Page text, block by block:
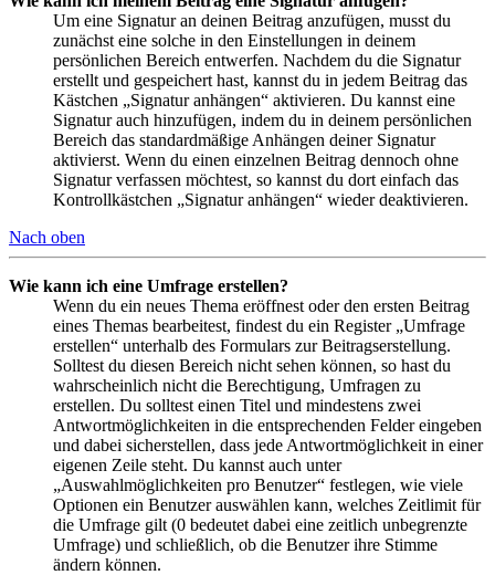
Um eine Signatur an deinen Beitrag anzufügen, musst du
zunächst eine solche in den Einstellungen in deinem
persönlichen Bereich entwerfen. Nachdem du die Signatur
erstellt und gespeichert hast, kannst du in jedem Beitrag das
Kästchen „Signatur anhängen“ aktivieren. Du kannst eine
Signatur auch hinzufügen, indem du in deinem persönlichen
Bereich das standardmäßige Anhängen deiner Signatur
aktivierst. Wenn du einen einzelnen Beitrag dennoch ohne
Signatur verfassen möchtest, so kannst du dort einfach das
Kontrollkästchen „Signatur anhängen“ wieder deaktivieren.
Nach oben
Wie kann ich eine Umfrage erstellen?
Wenn du ein neues Thema eröffnest oder den ersten Beitrag
eines Themas bearbeitest, findest du ein Register „Umfrage
erstellen“ unterhalb des Formulars zur Beitragserstellung.
Solltest du diesen Bereich nicht sehen können, so hast du
wahrscheinlich nicht die Berechtigung, Umfragen zu
erstellen. Du solltest einen Titel und mindestens zwei
Antwortmöglichkeiten in die entsprechenden Felder eingeben
und dabei sicherstellen, dass jede Antwortmöglichkeit in einer
eigenen Zeile steht. Du kannst auch unter
„Auswahlmöglichkeiten pro Benutzer“ festlegen, wie viele
Optionen ein Benutzer auswählen kann, welches Zeitlimit für
die Umfrage gilt (0 bedeutet dabei eine zeitlich unbegrenzte
Umfrage) und schließlich, ob die Benutzer ihre Stimme
ändern können.